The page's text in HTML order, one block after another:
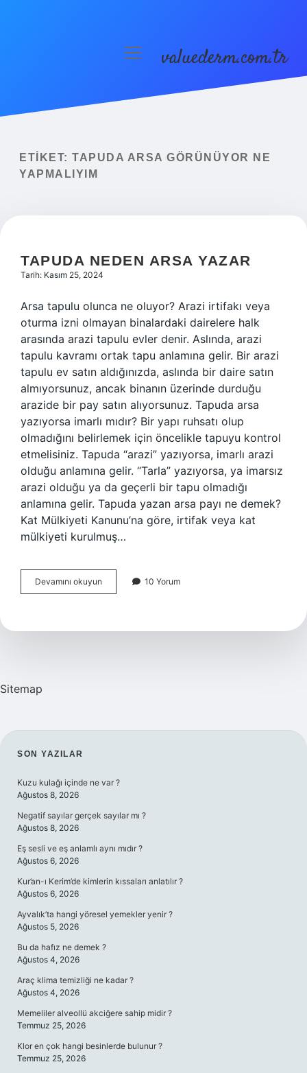
Yasal Uyarı
menüyüvaluederm.com.tr
ETIKET: TAPUDA ARSA GÖRÜNÜYOR NE
YAPMALIYIM
TAPUDA NEDEN ARSA YAZAR
Tarih: Kasım 25, 2024
Arsa tapulu olunca ne oluyor? Arazi irtifakı veya
oturma izni olmayan binalardaki dairelere halk
arasında arazi tapulu evler denir. Aslında, arazi
tapulu kavramı ortak tapu anlamına gelir. Bir arazi
tapulu ev satın aldığınızda, aslında bir daire satın
almıyorsunuz, ancak binanın üzerinde durduğu
arazide bir pay satın alıyorsunuz. Tapuda arsa
yazıyorsa imarlı mıdır? Bir yapı ruhsatı olup
olmadığını belirlemek için öncelikle tapuyu kontrol
etmelisiniz. Tapuda “arazi” yazıyorsa, imarlı arazi
olduğu anlamına gelir. “Tarla” yazıyorsa, ya imarsız
arazi olduğu ya da geçerli bir tapu olmadığı
anlamına gelir. Tapuda yazan arsa payı ne demek?
Kat Mülkiyeti Kanunu’na göre, irtifak veya kat
mülkiyeti kurulmuş…
Devamını okuyun
Neden
10 Yorum
Sitemap
SIDEBAR
SON YAZILAR
Kuzu kulağı içinde ne var ?
Ağustos 8, 2026
Negatif sayılar gerçek sayılar mı ?
Ağustos 8, 2026
Eş sesli ve eş anlamlı aynı mıdır ?
Ağustos 6, 2026
Kur’an-ı Kerim’de kimlerin kıssaları anlatılır ?
Ağustos 6, 2026
Ayvalık’ta hangi yöresel yemekler yenir ?
Ağustos 5, 2026
Bu da hafız ne demek ?
Ağustos 4, 2026
Araç klima temizliği ne kadar ?
Ağustos 4, 2026
Memeliler alveollü akciğere sahip midir ?
Temmuz 25, 2026
Klor en çok hangi besinlerde bulunur ?
Temmuz 25, 2026